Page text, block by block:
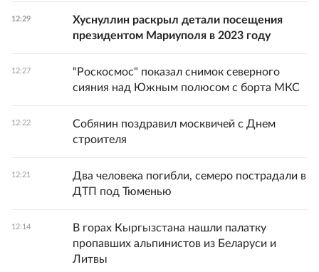
12:29
Хуснуллин раскрыл детали посещения
президентом Мариуполя в 2023 году
12:27
"Роскосмос" показал снимок северного
сияния над Южным полюсом с борта МКС
12:22
Собянин поздравил москвичей с Днем
строителя
12:21
Два человека погибли, семеро пострадали в
ДТП под Тюменью
12:14
В горах Кыргызстана нашли палатку
пропавших альпинистов из Беларуси и
Литвы